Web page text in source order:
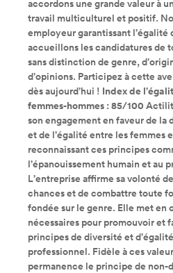
accordons une grande valeur à
travail multiculturel et positif.
employeur garantissant l’égalité
accueillons les candidatures de
sans distinction de genre,
d’opinions. Participez à cette
dès aujourd’hui !
Index de
femmes-hommes : 85/100
son engagement en faveur de la
et de l’égalité entre les femmes
reconnaissant ces principes
l’épanouissement humain et au
L’entreprise affirme sa volonté
chances et de combattre toute
fondée sur le genre. Elle met en
nécessaires pour promouvoir et
principes de diversité et
professionnel. Fidèle à ces
permanence le principe de non-